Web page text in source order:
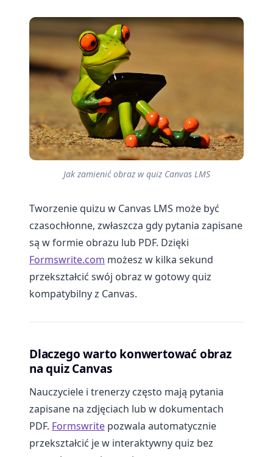
Jak zamienić obraz w quiz Canvas LMS
Tworzenie quizu w Canvas LMS może być
czasochłonne, zwłaszcza gdy pytania zapisane
są w formie obrazu lub PDF. Dzięki
Formswrite.com możesz w kilka sekund
przekształcić swój obraz w gotowy quiz
kompatybilny z Canvas.
Dlaczego warto konwertować obraz
na quiz Canvas
Nauczyciele i trenerzy często mają pytania
zapisane na zdjęciach lub w dokumentach
PDF. Formswrite pozwala automatycznie
przekształcić je w interaktywny quiz bez